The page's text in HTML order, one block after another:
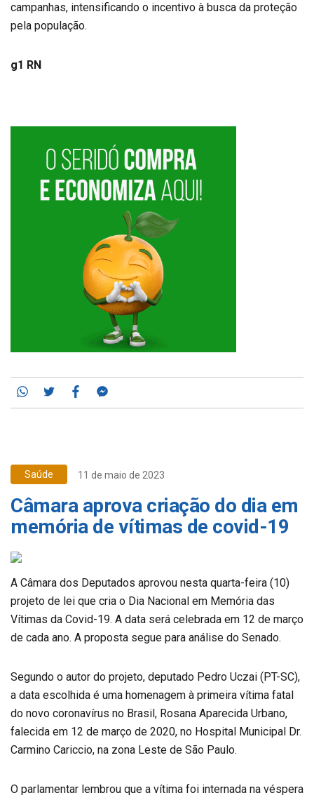
campanhas, intensificando o incentivo à busca da proteção
pela população.
g1 RN
Whatsapp
TwitterFacebook
Saúde 11 de maio de 2023
Câmara aprova criação do dia em
memória de vítimas de covid-19
A Câmara dos Deputados aprovou nesta quarta-feira (10)
projeto de lei que cria o Dia Nacional em Memória das
Vítimas da Covid-19. A data será celebrada em 12 de março
de cada ano. A proposta segue para análise do Senado.
Segundo o autor do projeto, deputado Pedro Uczai (PT-SC),
a data escolhida é uma homenagem à primeira vítima fatal
do novo coronavírus no Brasil, Rosana Aparecida Urbano,
falecida em 12 de março de 2020, no Hospital Municipal Dr.
Carmino Cariccio, na zona Leste de São Paulo.
O parlamentar lembrou que a vítima foi internada na véspera